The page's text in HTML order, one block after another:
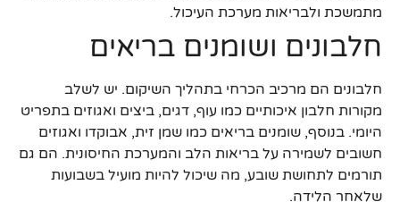
מתמשכת ולבריאות מערכת העיכול.
חלבונים ושומנים בריאים
חלבונים הם מרכיב הכרחי בתהליך השיקום. יש לשלב
מקורות חלבון איכותיים כמו עוף, דגים, ביצים ואגוזים בתפריט
היומי. בנוסף, שומנים בריאים כמו שמן זית, אבוקדו ואגוזים
חשובים לשמירה על בריאות הלב והמערכת החיסונית. הם גם
תורמים לתחושת שובע, מה שיכול להיות מועיל בשבועות
שלאחר הלידה.